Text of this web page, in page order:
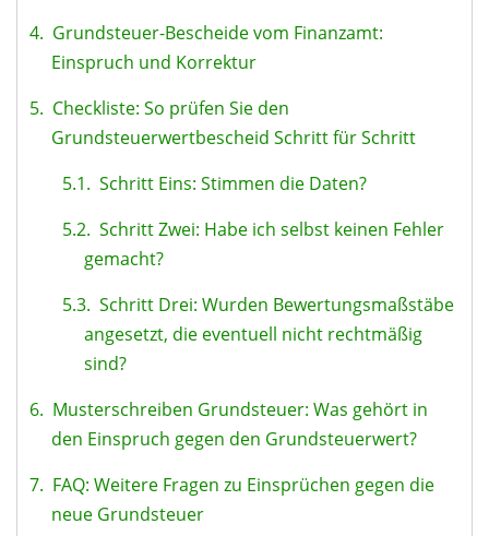
4. Grundsteuer-Bescheide vom Finanzamt:
Einspruch und Korrektur
5. Checkliste: So prüfen Sie den
Grundsteuerwertbescheid Schritt für Schritt
5.1. Schritt Eins: Stimmen die Daten?
5.2. Schritt Zwei: Habe ich selbst keinen Fehler
gemacht?
5.3. Schritt Drei: Wurden Bewertungsmaßstäbe
angesetzt, die eventuell nicht rechtmäßig
sind?
6. Musterschreiben Grundsteuer: Was gehört in
den Einspruch gegen den Grundsteuerwert?
7. FAQ: Weitere Fragen zu Einsprüchen gegen die
neue Grundsteuer